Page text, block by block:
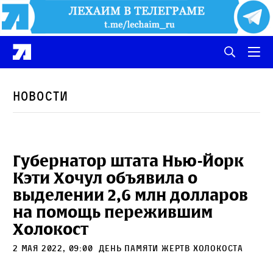
Новости
Губернатор штата Нью-Йорк
Кэти Хочул объявила о
выделении 2,6 млн долларов
на помощь пережившим
Холокост
2 мая 2022, 09:00 день памяти жертв холокоста